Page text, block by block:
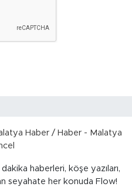
haberleri, köşe yazıları,
seyahate her konuda Flow!